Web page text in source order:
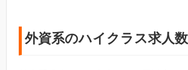
外資系のハイクラス求人